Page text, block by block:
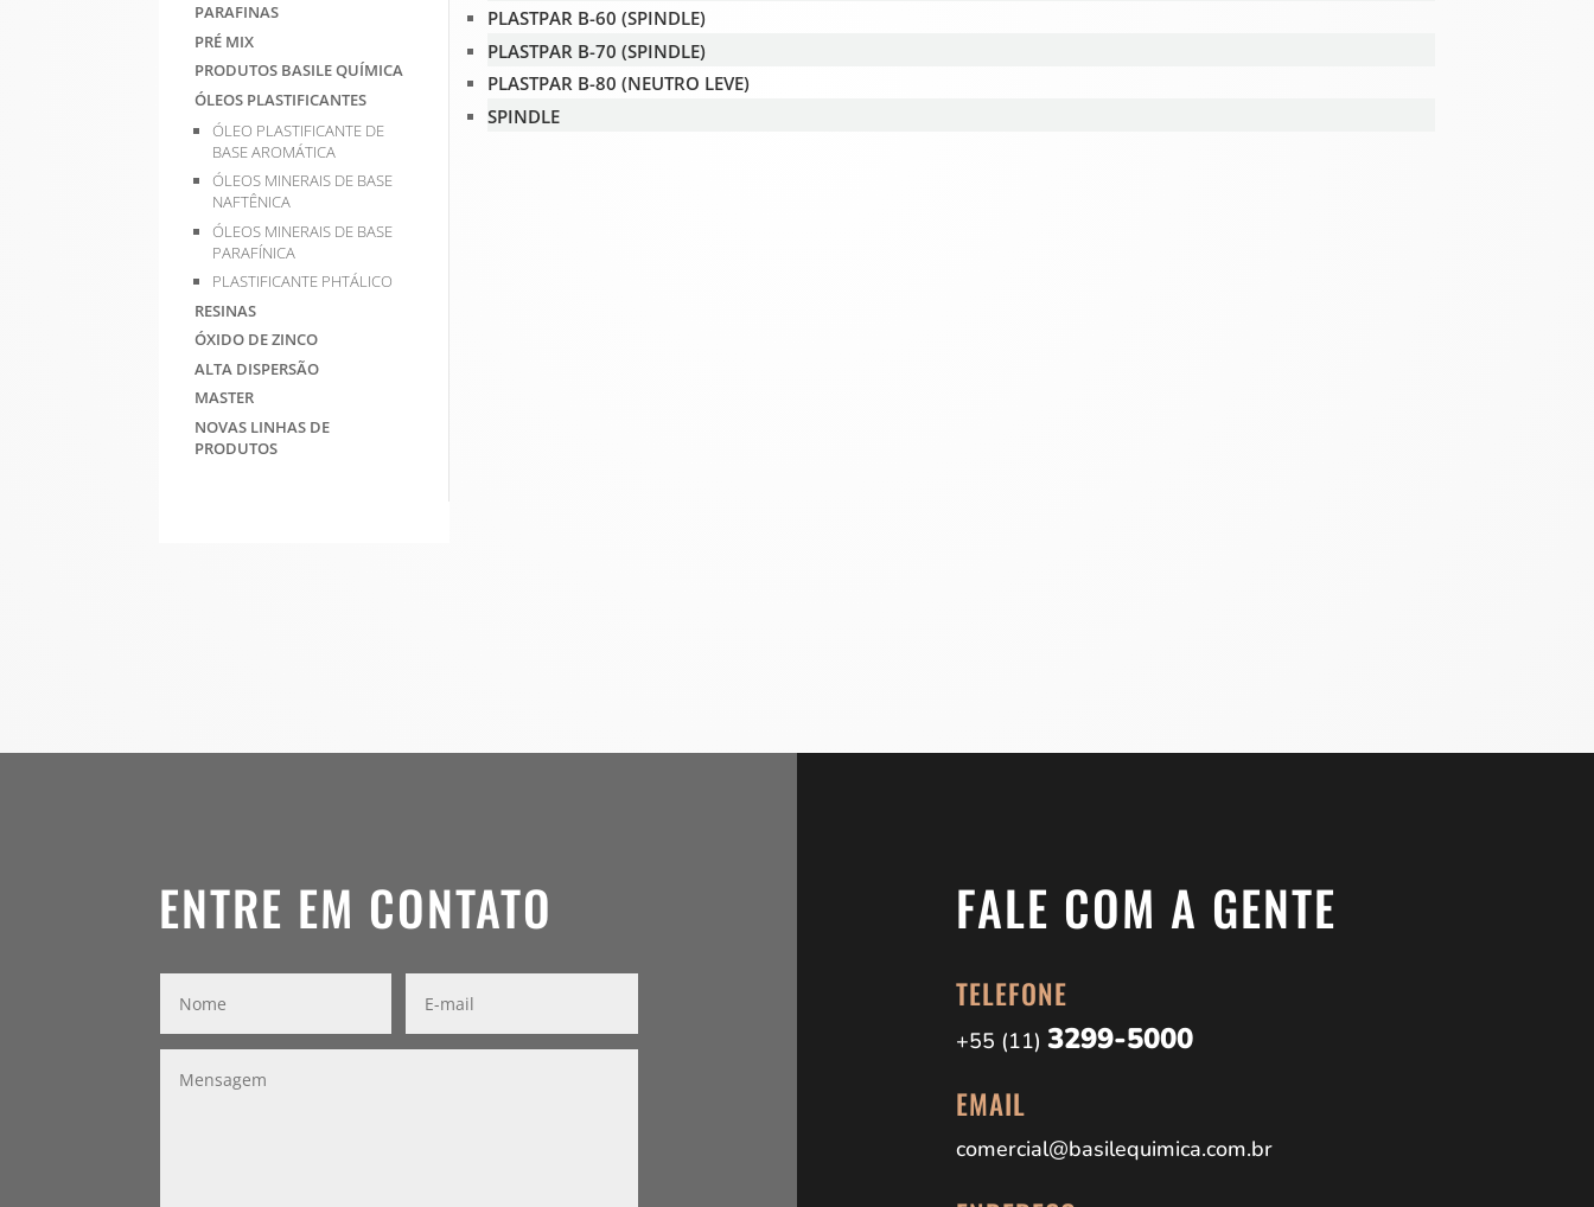
PARAFINAS
PRÉ MIX
PRODUTOS BASILE QUÍMICA
ÓLEOS PLASTIFICANTES
ÓLEO PLASTIFICANTE DE
BASE AROMÁTICA
ÓLEOS MINERAIS DE BASE
NAFTÊNICA
ÓLEOS MINERAIS DE BASE
PARAFÍNICA
PLASTIFICANTE PHTÁLICO
RESINAS
ÓXIDO DE ZINCO
ALTA DISPERSÃO
MASTER
NOVAS LINHAS DE
PRODUTOS
PLASTPAR B-60 (SPINDLE)
PLASTPAR B-70 (SPINDLE)
PLASTPAR B-80 (NEUTRO LEVE)
SPINDLE
ENTRE EM CONTATO FALE COM A GENTE
TELEFONE
+55 (11)3299-5000
EMAIL
comercial@basilequimica.com.br